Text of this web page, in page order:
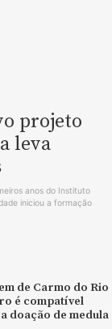
projeto
leva
anos do Instituto
iniciou a formação
de Carmo do Rio
é compatível
doação de medula